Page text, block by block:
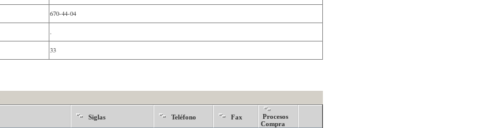
670-44-04
.
33
Siglas Teléfono Fax
Procesos
Compra